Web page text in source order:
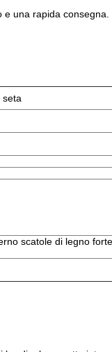
una rapida consegna.
seta
scatole di legno